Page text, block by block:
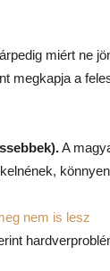
miért ne
megkapja a
A
nem is lesz